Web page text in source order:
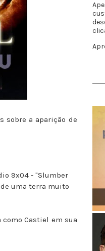
sobre a aparição de
9x04 - "Slumber
de uma terra muito
Castiel em sua